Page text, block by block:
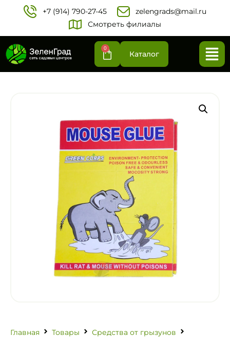
+7 (914) 790-27-45‬
zelengrads@mail.ru
Смотреть филиалы
0
Каталог
Главная Товары
Средства от грызунов